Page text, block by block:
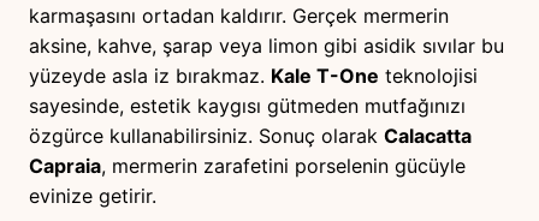
karmaşasını ortadan kaldırır. Gerçek mermerin
aksine, kahve, şarap veya limon gibi asidik sıvılar bu
yüzeyde asla iz bırakmaz. Kale T-One teknolojisi
sayesinde, estetik kaygısı gütmeden mutfağınızı
özgürce kullanabilirsiniz. Sonuç olarak Calacatta
Capraia, mermerin zarafetini porselenin gücüyle
evinize getirir.